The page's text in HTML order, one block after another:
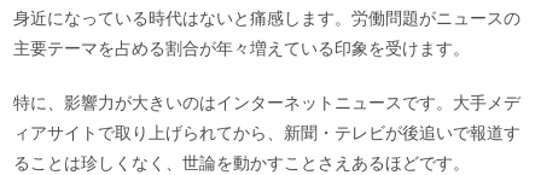
身近になっている時代はないと痛感します。労働問題がニュースの
主要テーマを占める割合が年々増えている印象を受けます。
特に、影響力が大きいのはインターネットニュースです。大手メデ
ィアサイトで取り上げられてから、新聞・テレビが後追いで報道す
ることは珍しくなく、世論を動かすことさえあるほどです。